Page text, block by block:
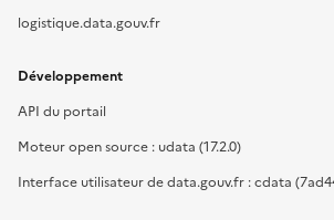
logistique.data.gouv.fr
Développement
API du portail
Moteur open source : udata (17.2.0)
Interface utilisateur de data.gouv.fr : cdata